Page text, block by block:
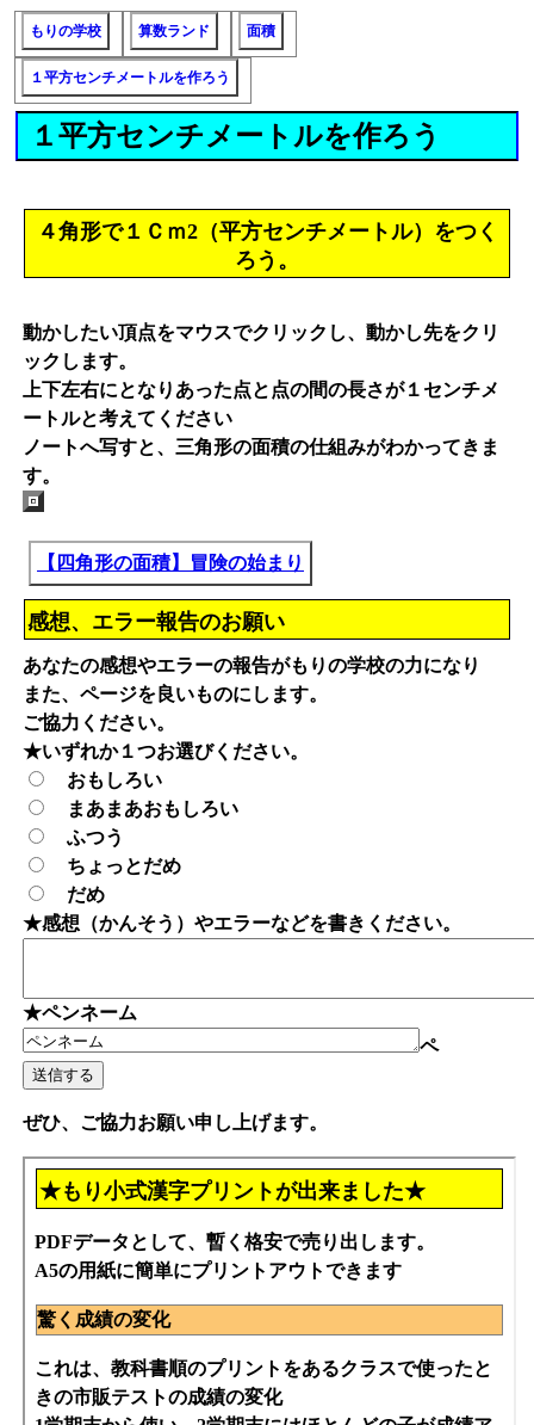
もりの学校 算数ランド 面積
１平方センチメートルを作ろう
１平方センチメートルを作ろう
４角形で１Ｃｍ2（平方センチメートル）をつく
ろう。
動かしたい頂点をマウスでクリックし、動かし先をクリ
ックします。
上下左右にとなりあった点と点の間の長さが１センチメ
ートルと考えてください
ノートへ写すと、三角形の面積の仕組みがわかってきま
す。
【四角形の面積】冒険の始まり
感想、エラー報告のお願い
あなたの感想やエラーの報告がもりの学校の力になり
また、ページを良いものにします。
ご協力ください。
★いずれか１つお選びください。
おもしろい
まあまあおもしろい
ふつう
ちょっとだめ
だめ
★感想（かんそう）やエラーなどを書きください。
★ペンネーム
ペ
ぜひ、ご協力お願い申し上げます。